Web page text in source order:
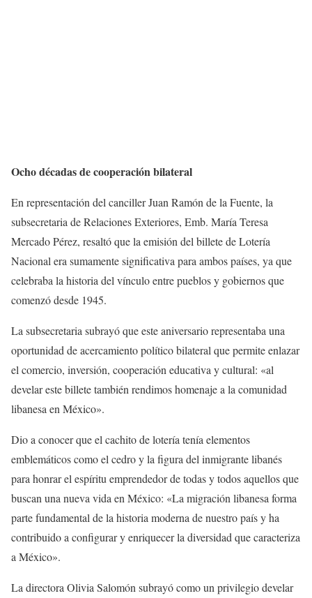
Ocho décadas de cooperación bilateral
En representación del canciller Juan Ramón de la Fuente, la
subsecretaria de Relaciones Exteriores, Emb. María Teresa
Mercado Pérez, resaltó que la emisión del billete de Lotería
Nacional era sumamente significativa para ambos países, ya que
celebraba la historia del vínculo entre pueblos y gobiernos que
comenzó desde 1945.
La subsecretaria subrayó que este aniversario representaba una
oportunidad de acercamiento político bilateral que permite enlazar
el comercio, inversión, cooperación educativa y cultural: «al
develar este billete también rendimos homenaje a la comunidad
libanesa en México».
Dio a conocer que el cachito de lotería tenía elementos
emblemáticos como el cedro y la figura del inmigrante libanés
para honrar el espíritu emprendedor de todas y todos aquellos que
buscan una nueva vida en México: «La migración libanesa forma
parte fundamental de la historia moderna de nuestro país y ha
contribuido a configurar y enriquecer la diversidad que caracteriza
a México».
La directora Olivia Salomón subrayó como un privilegio develar